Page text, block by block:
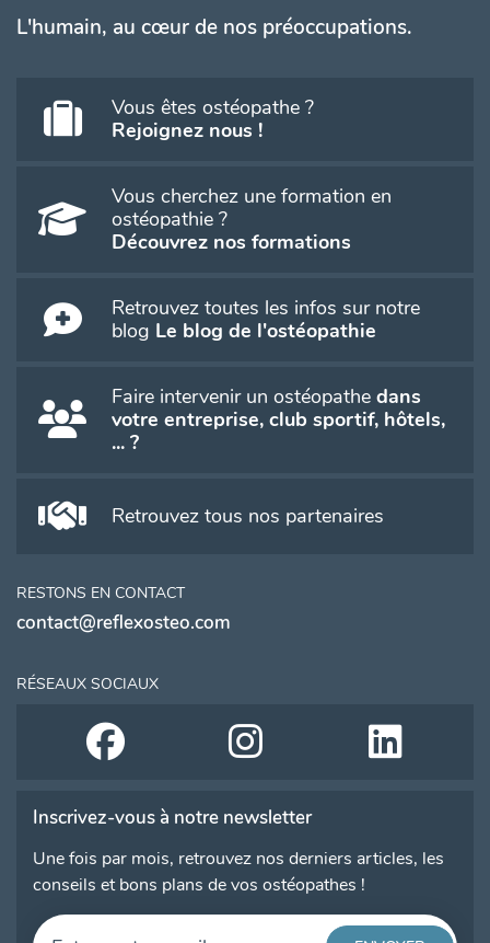
L'humain, au cœur de nos préoccupations.
Vous êtes ostéopathe ?
Rejoignez nous !
Vous cherchez une formation en
ostéopathie ?
Découvrez nos formations
Retrouvez toutes les infos sur notre
blog Le blog de l'ostéopathie
Faire intervenir un ostéopathe dans
votre entreprise, club sportif, hôtels,
... ?
Retrouvez tous nos partenaires
RESTONS EN CONTACT
contact@reflexosteo.com
RÉSEAUX SOCIAUX
Inscrivez-vous à notre newsletter
Une fois par mois, retrouvez nos derniers articles, les
conseils et bons plans de vos ostéopathes !